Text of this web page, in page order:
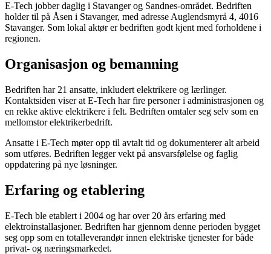
E-Tech jobber daglig i Stavanger og Sandnes-området. Bedriften
holder til på Åsen i Stavanger, med adresse Auglendsmyrå 4, 4016
Stavanger. Som lokal aktør er bedriften godt kjent med forholdene i
regionen.
Organisasjon og bemanning
Bedriften har 21 ansatte, inkludert elektrikere og lærlinger.
Kontaktsiden viser at E-Tech har fire personer i administrasjonen og
en rekke aktive elektrikere i felt. Bedriften omtaler seg selv som en
mellomstor elektrikerbedrift.
Ansatte i E-Tech møter opp til avtalt tid og dokumenterer alt arbeid
som utføres. Bedriften legger vekt på ansvarsfølelse og faglig
oppdatering på nye løsninger.
Erfaring og etablering
E-Tech ble etablert i 2004 og har over 20 års erfaring med
elektroinstallasjoner. Bedriften har gjennom denne perioden bygget
seg opp som en totalleverandør innen elektriske tjenester for både
privat- og næringsmarkedet.